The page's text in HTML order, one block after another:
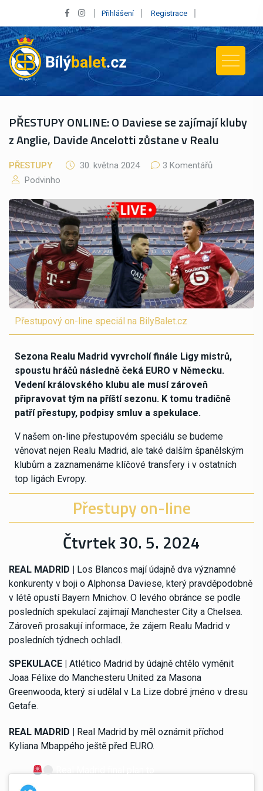
Přihlášení Registrace
PŘESTUPY ONLINE: O Daviese se zajímají kluby
z Anglie, Davide Ancelotti zůstane v Realu
PŘESTUPY 30. května 2024
3 Komentářů
Podvinho
Přestupový on-line speciál na BilyBalet.cz
Sezona Realu Madrid vyvrcholí finále Ligy mistrů,
spoustu hráčů následně čeká EURO v Německu.
Vedení královského klubu ale musí zároveň
připravovat tým na příští sezonu. K tomu tradičně
patří přestupy, podpisy smluv a spekulace.
V našem on-line přestupovém speciálu se budeme
věnovat nejen Realu Madrid, ale také dalším španělským
klubům a zaznamenáme klíčové transfery i v ostatních
top ligách Evropy.
Přestupy on-line
Čtvrtek 30. 5. 2024
REAL MADRID | Los Blancos mají údajně dva významné
konkurenty v boji o Alphonsa Daviese, který pravděpodobně
v létě opustí Bayern Mnichov. O levého obránce se podle
posledních spekulací zajímají Manchester City a Chelsea.
Zároveň prosakují informace, že zájem Realu Madrid v
posledních týdnech ochladl.
SPEKULACE | Atlético Madrid by údajně chtělo vyměnit
Joaa Félixe do Manchesteru United za Masona
Greenwooda, který si udělal v La Lize dobré jméno v dresu
Getafe.
REAL MADRID | Real Madrid by měl oznámit příchod
Kyliana Mbappého ještě před EURO.
formally complete and announce